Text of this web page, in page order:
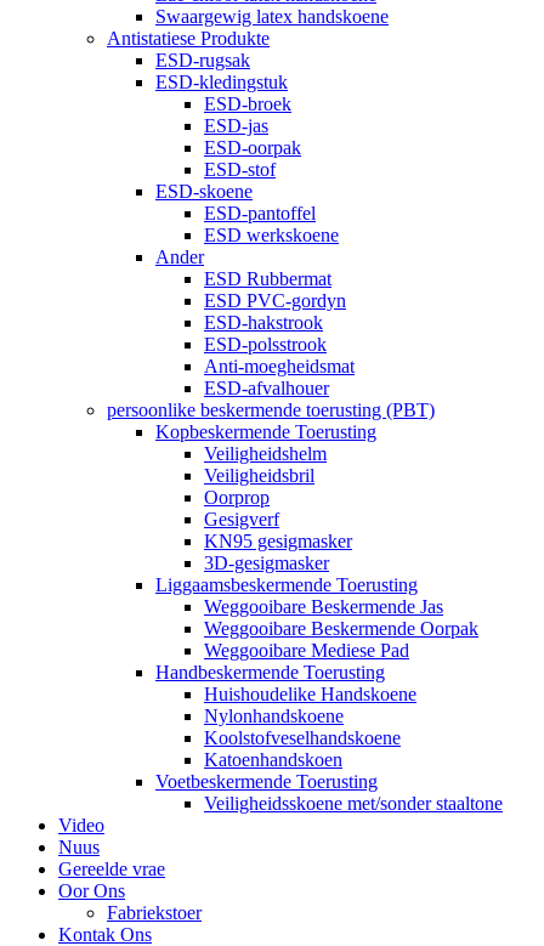
Swaargewig latex handskoene
Antistatiese Produkte
ESD-rugsak
ESD-kledingstuk
ESD-broek
ESD-jas
ESD-oorpak
ESD-stof
ESD-skoene
ESD-pantoffel
ESD werkskoene
Ander
ESD Rubbermat
ESD PVC-gordyn
ESD-hakstrook
ESD-polsstrook
Anti-moegheidsmat
ESD-afvalhouer
persoonlike beskermende toerusting (PBT)
Kopbeskermende Toerusting
Veiligheidshelm
Veiligheidsbril
Oorprop
Gesigverf
KN95 gesigmasker
3D-gesigmasker
Liggaamsbeskermende Toerusting
Weggooibare Beskermende Jas
Weggooibare Beskermende Oorpak
Weggooibare Mediese Pad
Handbeskermende Toerusting
Huishoudelike Handskoene
Nylonhandskoene
Koolstofveselhandskoene
Katoenhandskoen
Voetbeskermende Toerusting
Veiligheidsskoene met/sonder staaltone
Video
Nuus
Gereelde vrae
Oor Ons
Fabriekstoer
Kontak Ons